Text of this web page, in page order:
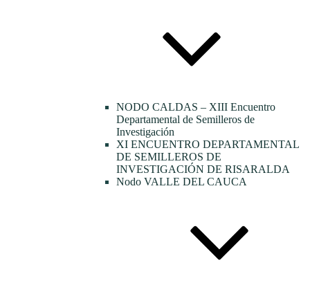
NODO CALDAS – XIII Encuentro
Departamental de Semilleros de
Investigación
XI ENCUENTRO DEPARTAMENTAL
DE SEMILLEROS DE
INVESTIGACIÓN DE RISARALDA
Nodo VALLE DEL CAUCA